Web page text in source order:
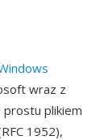
wraz z
plikiem
1952),